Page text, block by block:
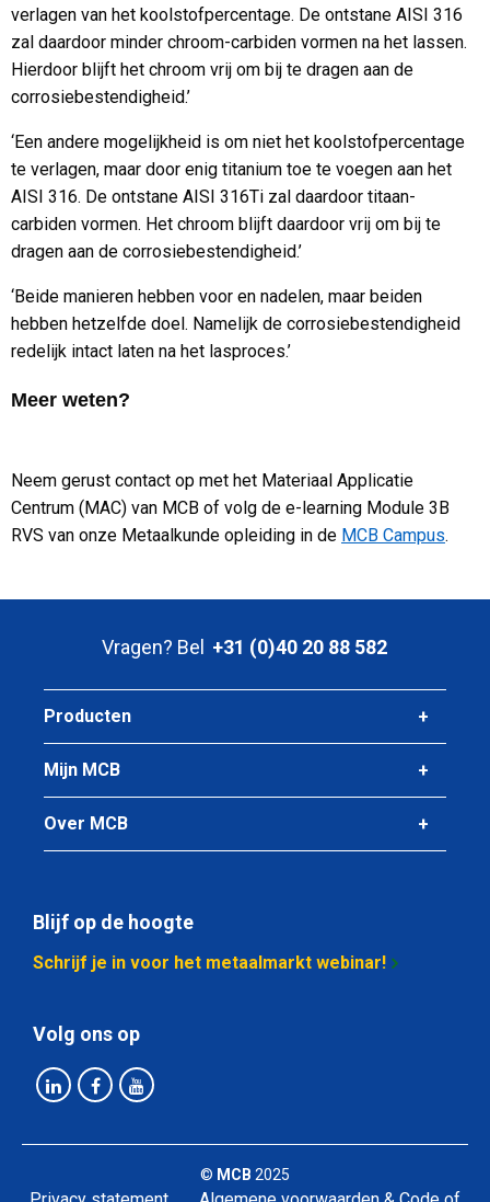
verlagen van het koolstofpercentage. De ontstane AISI 316
zal daardoor minder chroom-carbiden vormen na het lassen.
Hierdoor blijft het chroom vrij om bij te dragen aan de
corrosiebestendigheid.’
‘Een andere mogelijkheid is om niet het koolstofpercentage
te verlagen, maar door enig titanium toe te voegen aan het
AISI 316. De ontstane AISI 316Ti zal daardoor titaan-
carbiden vormen. Het chroom blijft daardoor vrij om bij te
dragen aan de corrosiebestendigheid.’
‘Beide manieren hebben voor en nadelen, maar beiden
hebben hetzelfde doel. Namelijk de corrosiebestendigheid
redelijk intact laten na het lasproces.’
Meer weten?
Neem gerust contact op met het Materiaal Applicatie
Centrum (MAC) van MCB of volg de e-learning Module 3B
RVS van onze Metaalkunde opleiding in de MCB Campus.
Vragen? Bel +31 (0)40 20 88 582
Producten
Mijn MCB
Over MCB
Blijf op de hoogte
Schrijf je in voor het metaalmarkt webinar!
Volg ons op
© MCB 2025